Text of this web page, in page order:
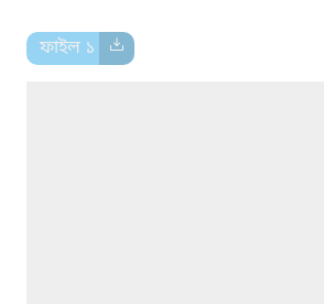
ফাইল ১